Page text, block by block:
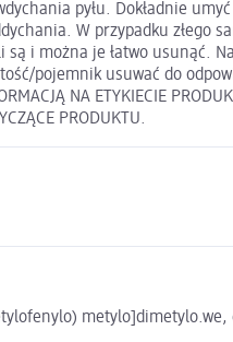
pyłu. Dokładnie
W przypadku złego
i można je łatwo usunąć.
pojemnik usuwać do
NA ETYKIECIE
PRODUKTU.